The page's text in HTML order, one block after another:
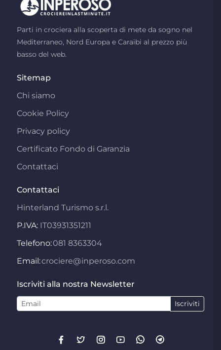
Parti in crociera alla scoperta di mete da sogno nel
Mediterraneo, Nord Europa e Caraibi al prezzo più
basso del web.
Sitemap
Chi siamo
Cookie Policy
Privacy policy
Certificato Fondo di Garanzia
Contattaci
Contattaci
Hinterland Turismo s.r.l.
P.IVA: IT03931351211
Telefono:081 8363304
Email:crociere@inperoso.com
Iscriviti alla nostra Newsletter
Iscriviti